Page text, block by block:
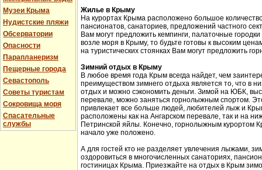
Музеи Крыма
Нудистские пляжи
Обсерватории
Опасности
Парапланеризм
Пещерные города
Севастополь
Советы туристам
Сокровища моря
Спасательные
службы
Жилье в Крыму
На курортах Крыма расположено большое
пансионатов, санаториев, предложений частного
Вам могут предложить кемпинги, палаточные
возле моря в Крыму, то будьте готовы к высоким
на туристических стоянках Вам могут предложить
Зимний отдых в Крыму
В любое время года Крым всегда найдет, чем
преимуществом зимнего отдыха является то, что в
отдых и можно сэкономить деньги. Зимой на ЮБК,
перевале, можно заняться горнолыжным спортом.
привлекает все больше людей, любителей лыж и
расположены как на Ангарском перевале, так и на
Петринской яйлы. Конечно, горнолыжным курортом
начало уже положено.
А для гостей кто не разделяет увлечения лыжами,
оздоровиться в многочисленных санаториях,
гостиницах Крыма. Приезжайте на отдых в Крым